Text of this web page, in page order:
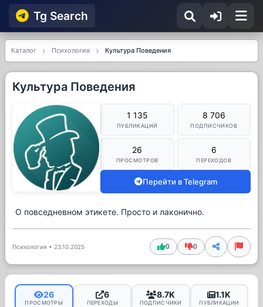
Tg Searсh
Каталог Психология Культура Поведения
Культура Поведения
1 135
ПУБЛИКАЦИЙ
8 706
ПОДПИСЧИКОВ
26
ПРОСМОТРОВ
6
ПЕРЕХОДОВ
Перейти в Telegram
О повседневном этикете. Просто и лаконично.
Психология • 23.10.2025 0 0
26
ПРОСМОТРЫ
6
ПЕРЕХОДЫ
8.7K
ПОДПИСЧИКИ
1.1K
ПУБЛИКАЦИИ